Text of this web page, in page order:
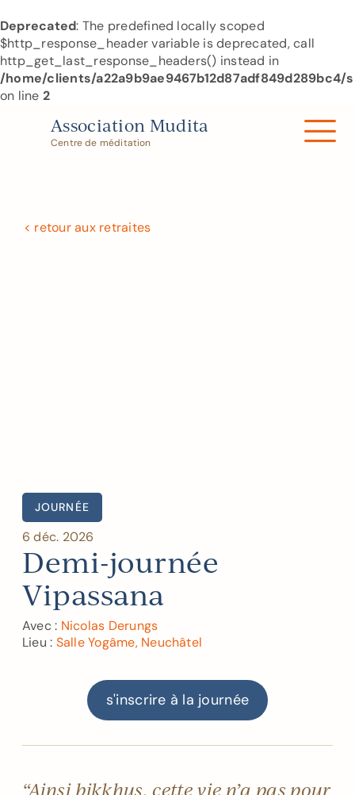
Deprecated: The predefined locally scoped
$http_response_header variable is deprecated, call
http_get_last_response_headers() instead in
/home/clients/
on line 2
Association Mudita
Centre de méditation
< retour aux retraites
JOURNÉE
6 déc. 2026
Demi-journée
Vipassana
Avec : Nicolas Derungs
Lieu : Salle Yogâme, Neuchâtel
s'inscrire à la journée
“Ainsi bikkhus, cette vie n’a pas pour